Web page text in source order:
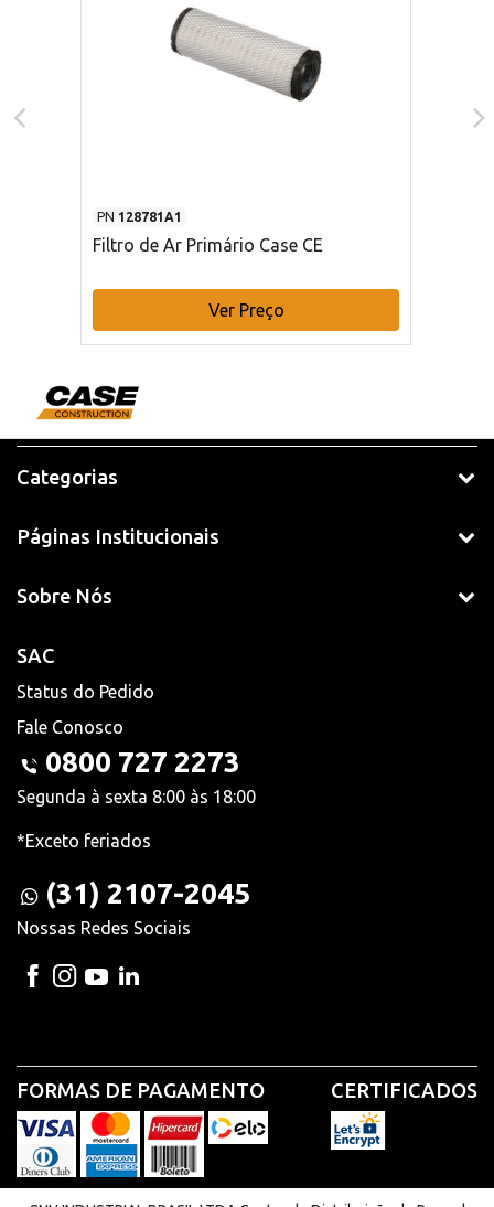
PN 128781A1
Filtro de Ar Primário Case CE
Ver Preço
Categorias
Páginas Institucionais
Sobre Nós
SAC
Status do Pedido
Fale Conosco
0800 727 2273
Segunda à sexta 8:00 às 18:00
*Exceto feriados
(31) 2107-2045
Nossas Redes Sociais
FORMAS DE PAGAMENTO CERTIFICADOS